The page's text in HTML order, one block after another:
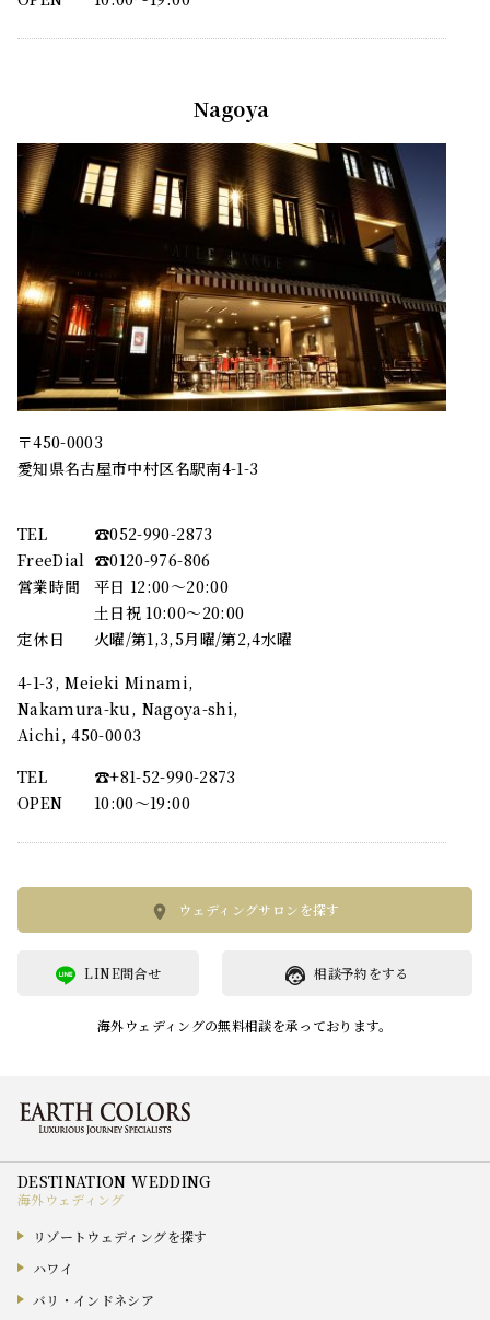
Nagoya
〒450-0003
愛知県名古屋市中村区名駅南4-1-3
TEL
☎︎052-990-2873
FreeDial ☎︎0120-976-806
営業時間
平日 12:00～20:00
土日祝 10:00～20:00
定休日
火曜/第1,3,5月曜/第2,4水曜
4-1-3, Meieki Minami,
Nakamura-ku, Nagoya-shi,
Aichi, 450-0003
TEL
☎︎+81-52-990-2873
OPEN
10:00〜19:00
ウェディングサロンを探す
相談予約をする
LINE問合せ
海外ウェディングの無料相談を承っております。
海外ウェディング
リゾートウェディングを探す
ハワイ
バリ・インドネシア